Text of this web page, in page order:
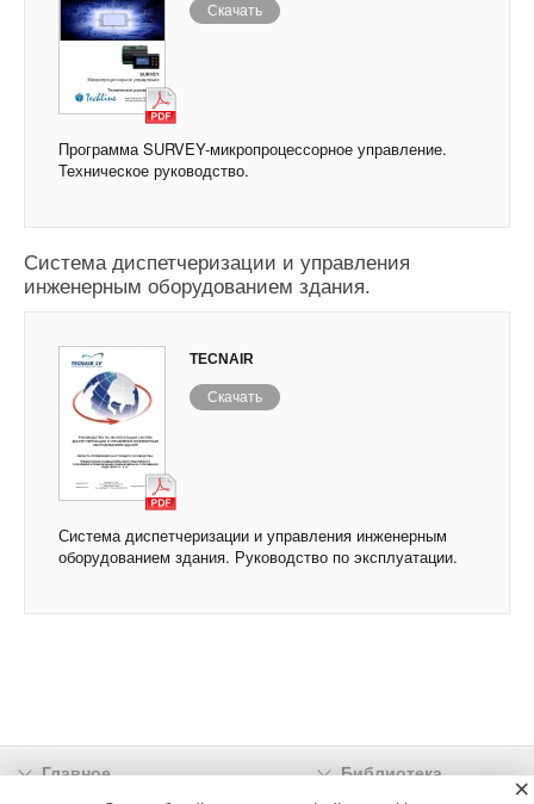
Скачать
Программа SURVEY-микропроцессорное управление.
Техническое руководство.
Система диспетчеризации и управления
инженерным оборудованием здания.
TECNAIR
Скачать
Система диспетчеризации и управления инженерным
оборудованием здания. Руководство по эксплуатации.
Главное
Библиотека
×